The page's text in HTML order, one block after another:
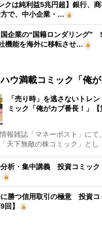
クは純利益5兆円超】銀行、
で、中小企業・…
企業の“国籍ロンダリング”
機能を海外に移転させ…
ウ満載コミック「俺が
「売り時」を逃さないトレ
ミック「俺がカブ番長！」【
報雑誌「マネーポスト」にて
天下無敵の株コミック」と
析・集中講義 投資コミック
勝つ信用取引の極意 投資コ
回】